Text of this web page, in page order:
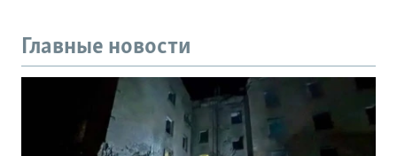
Главные новости